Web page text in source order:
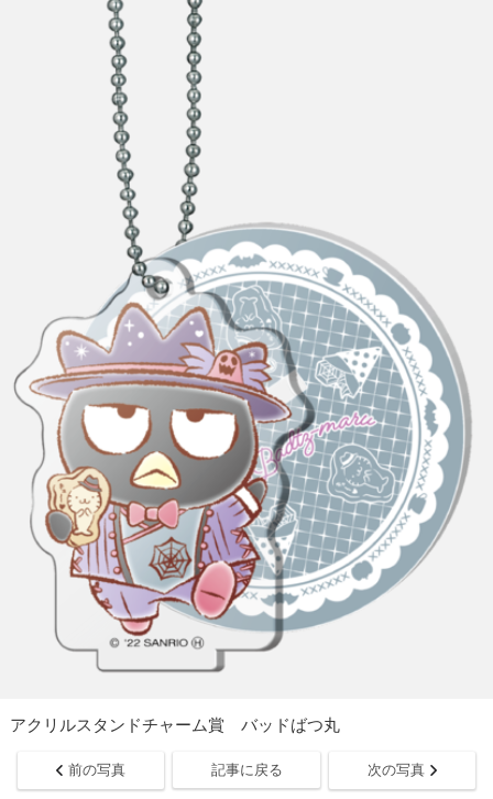
アクリルスタンドチャーム賞 バッドばつ丸
前の写真 記事に戻る 次の写真